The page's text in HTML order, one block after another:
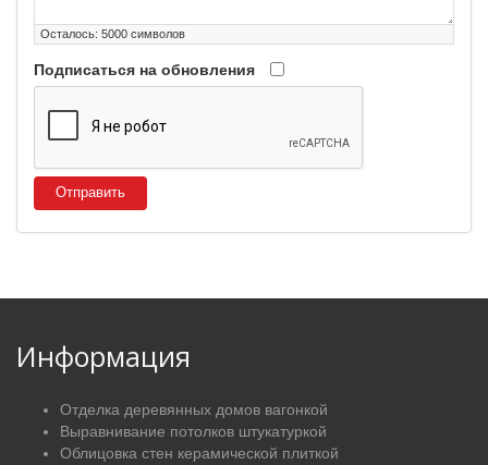
Осталось: 5000 символов
Подписаться на обновления
Отправить
Информация
Отделка деревянных домов вагонкой
Выравнивание потолков штукатуркой
Облицовка стен керамической плиткой